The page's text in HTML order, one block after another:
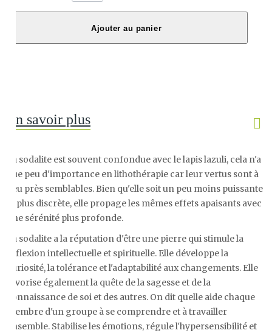
Ajouter au panier
En savoir plus
La sodalite est souvent confondue avec le lapis lazuli, cela n'a
que peu d'importance en lithothérapie car leur vertus sont à
peu près semblables. Bien qu'elle soit un peu moins puissante
et plus discrète, elle propage les mêmes effets apaisants avec
une sérénité plus profonde.
La sodalite a la réputation d'être une pierre qui stimule la
réflexion intellectuelle et spirituelle. Elle développe la
curiosité, la tolérance et l'adaptabilité aux changements. Elle
favorise également la quête de la sagesse et de la
connaissance de soi et des autres. On dit quelle aide chaque
membre d'un groupe à se comprendre et à travailler
ensemble. Stabilise les émotions, régule l'hypersensibilité et